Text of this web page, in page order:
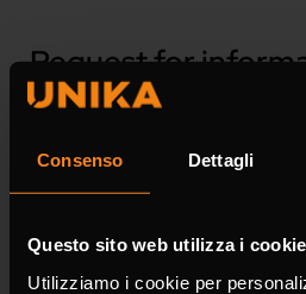
Consenso Dettagli
Questo sito web utilizza i cookie
Utilizziamo i cookie per
Request for
Name *